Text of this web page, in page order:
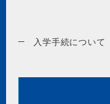
入学手続について